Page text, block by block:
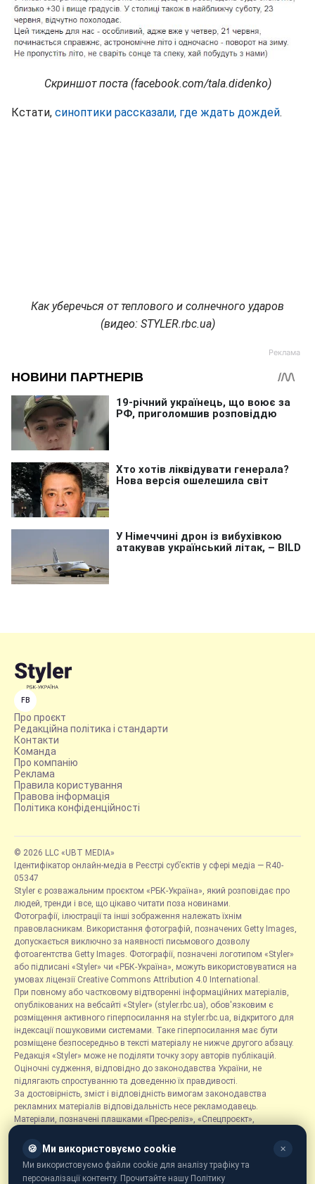
Скриншот поста (facebook.com/tala.didenko)
Кстати, синоптики рассказали, где ждать дождей.
Как уберечься от теплового и солнечного ударов
(видео: STYLER.rbc.ua)
FB
Про проєкт
Редакційна політика і стандарти
Контакти
Команда
Про компанію
Реклама
Правила користування
Правова інформація
Політика конфіденційності
© 2026 LLC «UBT MEDIA»
Ідентифікатор онлайн-медіа в Реєстрі суб’єктів у сфері медіа — R40-
05347
Styler є розважальним проєктом «РБК-Україна», який розповідає про
людей, тренди і все, що цікаво читати поза новинами.
Фотографії, ілюстрації та інші зображення належать їхнім
правовласникам. Використання фотографій, позначених Getty Images,
допускається виключно за наявності письмового дозволу
фотоагентства Getty Images. Фотографії, позначені логотипом «Styler»
або підписані «Styler» чи «РБК-Україна», можуть використовуватися на
умовах ліцензії Creative Commons Attribution 4.0 International.
При повному або частковому відтворенні інформаційних матеріалів,
опублікованих на вебсайті «Styler» (styler.rbc.ua), обов'язковим є
розміщення активного гіперпосилання на styler.rbc.ua, відкритого для
індексації пошуковими системами. Таке гіперпосилання має бути
розміщене безпосередньо в тексті матеріалу не нижче другого абзацу.
Редакція «Styler» може не поділяти точку зору авторів публікацій.
Оціночні судження, відповідно до законодавства України, не
підлягають спростуванню та доведенню їх правдивості.
За достовірність, зміст і відповідність вимогам законодавства
рекламних матеріалів відповідальність несе рекламодавець.
Матеріали, позначені плашками «Прес-реліз», «Спецпроєкт»,
розміщуються на правах реклами.
Рубрика «Новини компаній» є інформаційним форматом, що містить
новини, повідомлення та оголошення, пов'язані з діяльністю
🍪 Ми використовуємо cookie ✕
Ми використовуємо файли cookie для аналізу трафіку та
персоналізації контенту. Прочитайте нашу Політику